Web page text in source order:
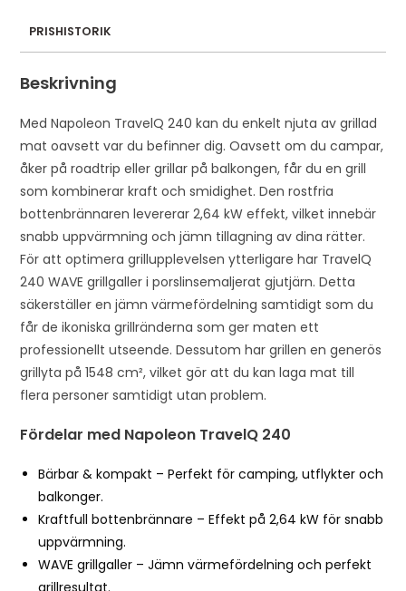
t
o
o
n
h
e
w
a
t
l
s
f
r
h
PRISHISTORIK
Beskrivning
Med Napoleon TravelQ 240 kan du enkelt njuta av grillad
mat oavsett var du befinner dig. Oavsett om du campar,
åker på roadtrip eller grillar på balkongen, får du en grill
som kombinerar kraft och smidighet. Den rostfria
bottenbrännaren levererar 2,64 kW effekt, vilket innebär
snabb uppvärmning och jämn tillagning av dina rätter.
För att optimera grillupplevelsen ytterligare har TravelQ
240 WAVE grillgaller i porslinsemaljerat gjutjärn. Detta
säkerställer en jämn värmefördelning samtidigt som du
får de ikoniska grillränderna som ger maten ett
professionellt utseende. Dessutom har grillen en generös
grillyta på 1548 cm², vilket gör att du kan laga mat till
flera personer samtidigt utan problem.
Fördelar med Napoleon TravelQ 240
Bärbar & kompakt – Perfekt för camping, utflykter och
balkonger.
Kraftfull bottenbrännare – Effekt på 2,64 kW för snabb
uppvärmning.
WAVE grillgaller – Jämn värmefördelning och perfekt
grillresultat.